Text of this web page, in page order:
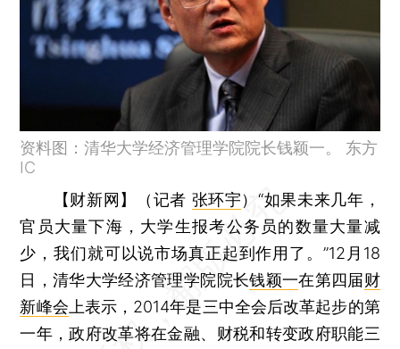
资料图：清华大学经济管理学院院长钱颖一。 东方
IC
【财新网】（记者 张环宇）“如果未来几年，
官员大量下海，大学生报考公务员的数量大量减
少，我们就可以说市场真正起到作用了。”12月18
日，清华大学经济管理学院院长钱颖一在第四届财
新峰会 上表示，2014年是三中全会后改革起步的第
一年，政府改革将在金融、财税和转变政府职能三